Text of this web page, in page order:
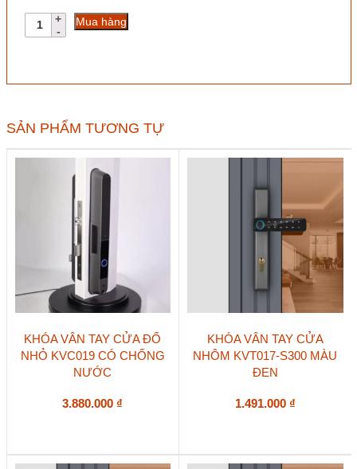
Khóa
đen
số
Mua hàng
SẢN PHẨM TƯƠNG TỰ
KHÓA VÂN TAY CỬA ĐỐ
NHỎ KVC019 CÓ CHỐNG
NƯỚC
3.880.000 ₫
KHÓA VÂN TAY CỬA
NHÔM KVT017-S300 MÀU
ĐEN
1.491.000 ₫